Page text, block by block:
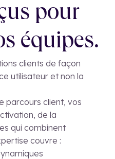
pour
équipes.
clients de façon
utilisateur et non la
parcours client, vos
de la
qui combinent
couvre :